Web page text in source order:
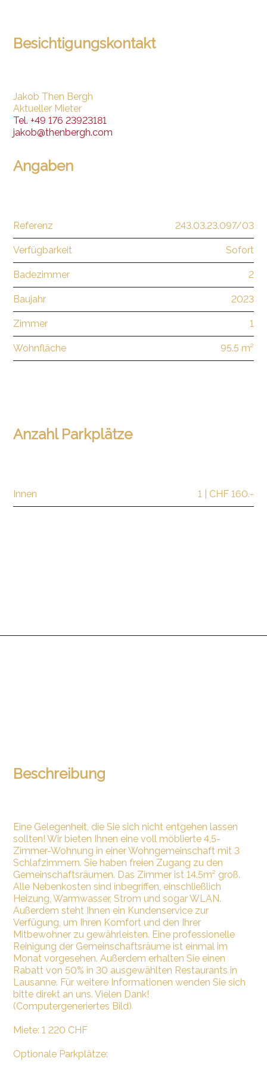
Beschreibung
Eine Gelegenheit, die Sie sich nicht entgehen lassen
sollten! Wir bieten Ihnen eine voll möblierte 4,5-
Zimmer-Wohnung in einer Wohngemeinschaft mit 3
Schlafzimmern. Sie haben freien Zugang zu den
Gemeinschaftsräumen. Das Zimmer ist 14.5m² groß.
Alle Nebenkosten sind inbegriffen, einschließlich
Heizung, Warmwasser, Strom und sogar WLAN.
Außerdem steht Ihnen ein Kundenservice zur
Verfügung, um Ihren Komfort und den Ihrer
Mitbewohner zu gewährleisten. Eine professionelle
Reinigung der Gemeinschaftsräume ist einmal im
Monat vorgesehen. Außerdem erhalten Sie einen
Rabatt von 50% in 30 ausgewählten Restaurants in
Lausanne. Für weitere Informationen wenden Sie sich
bitte direkt an uns. Vielen Dank!
(Computergeneriertes Bild)
Miete: 1 220 CHF
Optionale Parkplätze:
Besichtigungskontakt
Jakob Then Bergh
Aktueller Mieter
Tel.+49 176 23923181
jakob@thenbergh.com
Angaben
Referenz 243.03.23.097/03
Verfügbarkeit Sofort
Badezimmer 2
Baujahr 2023
Zimmer 1
Wohnfläche 95.5 m²
Anzahl Parkplätze
Innen 1 | CHF 160.-